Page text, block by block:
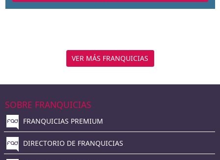
VER MÁS FRANQUICIAS
SOBRE FRANQUICIAS
FRANQUICIAS PREMIUM
DIRECTORIO DE FRANQUICIAS